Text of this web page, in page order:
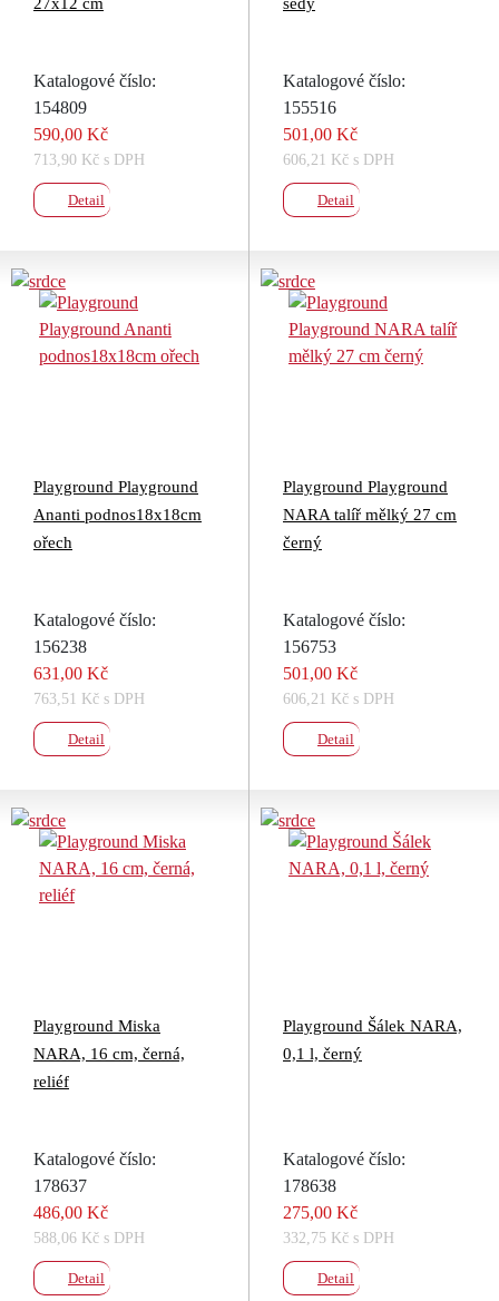
Katalogové číslo:
154809
590,00 Kč
713,90 Kč s DPH
Detail
Katalogové číslo:
155516
501,00 Kč
606,21 Kč s DPH
Detail
Playground Playground
Ananti podnos18x18cm
ořech
Katalogové číslo:
156238
631,00 Kč
763,51 Kč s DPH
Detail
Playground Playground
NARA talíř mělký 27 cm
černý
Katalogové číslo:
156753
501,00 Kč
606,21 Kč s DPH
Detail
Playground Miska
NARA, 16 cm, černá,
reliéf
Katalogové číslo:
178637
486,00 Kč
588,06 Kč s DPH
Detail
Playground Šálek NARA,
0,1 l, černý
Katalogové číslo:
178638
275,00 Kč
332,75 Kč s DPH
Detail